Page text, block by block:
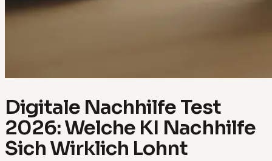
Digitale Nachhilfe Test
2026: Welche KI Nachhilfe
Sich Wirklich Lohnt